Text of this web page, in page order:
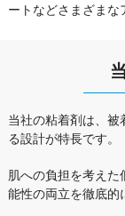
ートなどさまざまな
当社の粘着剤は、被
る設計が特長です。
肌への負担を考え
能性の両立を徹底的